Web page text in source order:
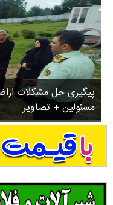
پیگیری حل مشکلات
مسئولین + تصاویر
ز
ن
ش
س
ت
ش
د
.